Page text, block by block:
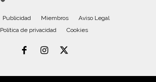
Publicidad Miembros
Aviso Legal
Política de privacidad
Cookies